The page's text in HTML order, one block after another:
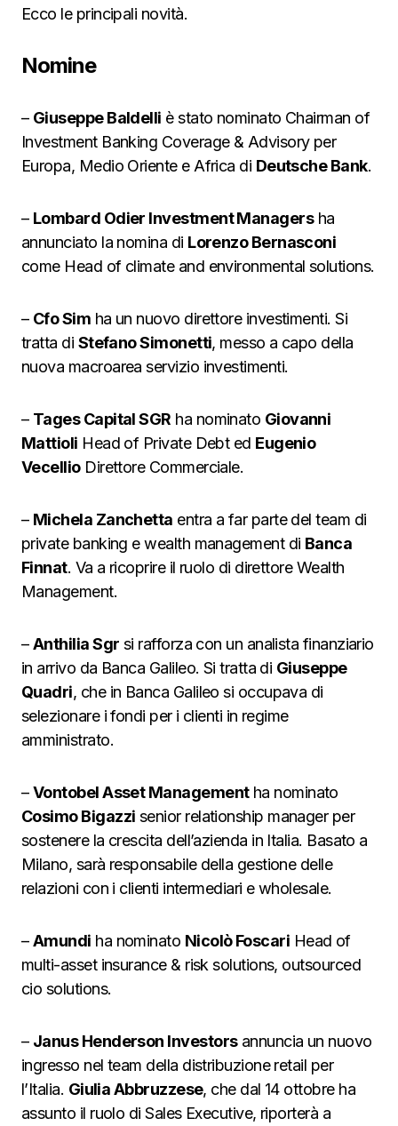
Ecco le principali novità.
Nomine
– Giuseppe Baldelli è stato nominato Chairman of
Investment Banking Coverage & Advisory per
Europa, Medio Oriente e Africa di Deutsche Bank.
– Lombard Odier Investment Managersha
annunciato la nomina di Lorenzo Bernasconi
come Head of climate and environmental solutions.
– Cfo Sim ha un nuovo direttore investimenti. Si
tratta di Stefano Simonetti, messo a capo della
nuova macroarea servizio investimenti.
– Tages Capital SGR ha nominato Giovanni
Mattioli Head of Private Debt ed Eugenio
VecellioDirettore Commerciale.
– Michela Zanchetta entra a far parte del team di
private banking e wealth management di Banca
Finnat. Va a ricoprire il ruolo di direttore Wealth
Management.
–Anthilia Sgr si rafforza con un analista finanziario
in arrivo da Banca Galileo. Si tratta di Giuseppe
Quadri, che in Banca Galileo si occupava di
selezionare i fondi per i clienti in regime
amministrato.
–Vontobel Asset Managementha nominato
Cosimo Bigazzi senior relationship manager per
sostenere la crescita dell’azienda in Italia. Basato a
Milano, sarà responsabile della gestione delle
relazioni con i clienti intermediari e wholesale.
–Amundi ha nominato Nicolò Foscari Head of
multi-asset insurance & risk solutions, outsourced
cio solutions.
– Janus Henderson Investorsannuncia un nuovo
ingresso nel team della distribuzione retail per
l’Italia. Giulia Abbruzzese, che dal 14 ottobre ha
assunto il ruolo di Sales Executive, riporterà a